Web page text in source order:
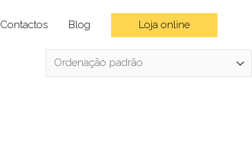
Contactos Blog Loja online